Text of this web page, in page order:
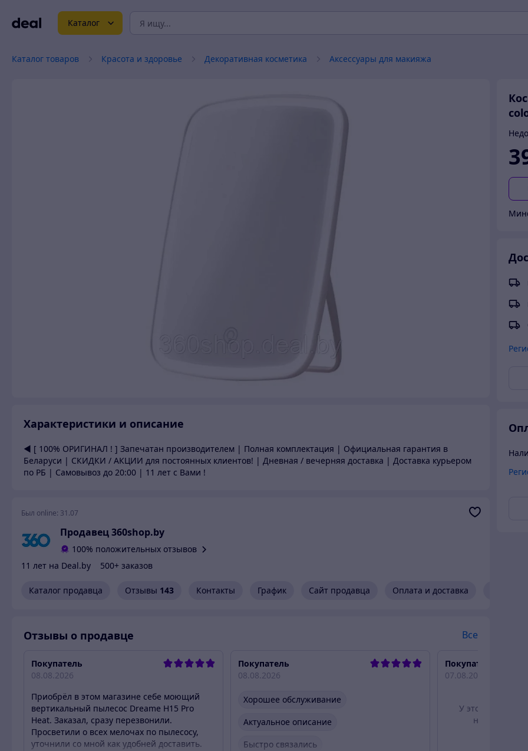
Каталог
Каталог товаров Красота и здоровье Декоративная косметика Аксессуары для макияжа
Характеристики и описание
◀ [ 100% ОРИГИНАЛ ! ] Запечатан производителем | Полная комплектация | Официальная гарантия в
Беларуси | СКИДКИ / АКЦИИ для постоянных клиентов! | Дневная / вечерняя доставка | Доставка курьером
по РБ | Самовывоз до 20:00 | 11 лет с Вами !
Был online: 31.07
Продавец 360shop.by
100% положительных отзывов
11 лет на Deal.by
500+ заказов
Каталог продавца Отзывы 143 Контакты График Сайт продавца Оплата и доставка
Отзывы о продавце Все
Покупатель
08.08.2026
Приобрёл в этом магазине себе моющий
вертикальный пылесос Dreame H15 Pro
Heat. Заказал, сразу перезвонили.
Просветили о всех мелочах по пылесосу,
уточнили со мной как удобней доставить.
Покупатель
08.08.2026
Хорошее обслуживание
Актуальное описание
Быстро связались
Покупатель
07.08.2026
У этого отзыва
но от этого